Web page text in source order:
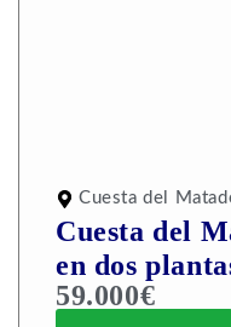
Cuesta del
Cuesta del
en dos
59.000€